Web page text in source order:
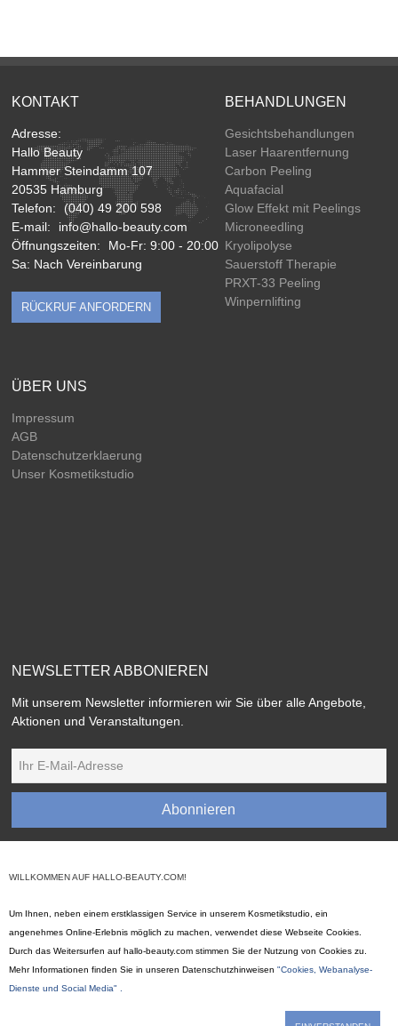
KONTAKT
Adresse:
Hallo Beauty
Hammer Steindamm 107
20535 Hamburg
Telefon:
(040) 49 200 598
E-mail:
info@hallo-beauty.com
Öffnungszeiten:
Mo-Fr: 9:00 - 20:00
Sa: Nach Vereinbarung
RÜCKRUF ANFORDERN
BEHANDLUNGEN
Gesichtsbehandlungen
Laser Haarentfernung
Carbon Peeling
Aquafacial
Glow Effekt mit Peelings
Microneedling
Kryolipolyse
Sauerstoff Therapie
PRXT-33 Peeling
Winpernlifting
ÜBER UNS
Impressum
AGB
Datenschutzerklaerung
Unser Kosmetikstudio
NEWSLETTER ABBONIEREN
Mit unserem Newsletter informieren wir Sie über alle Angebote,
Aktionen und Veranstaltungen.
Abonnieren
WILLKOMMEN AUF HALLO-BEAUTY.COM!
Um Ihnen, neben einem erstklassigen Service in unserem Kosmetikstudio, ein
angenehmes Online-Erlebnis möglich zu machen, verwendet diese Webseite Cookies.
Durch das Weitersurfen auf hallo-beauty.com stimmen Sie der Nutzung von Cookies zu.
Mehr Informationen finden Sie in unseren Datenschutzhinweisen "Cookies, Webanalyse-
Dienste und Social Media" .
Jetzt buchen